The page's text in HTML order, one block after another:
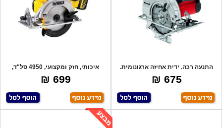
התנעה רכה. ידית אחיזה ארגונומית.
כיוון ג
675 ₪
איכותי, חזק ומקצועי, 4950 סל"ד,
חיתוך ב-
699 ₪